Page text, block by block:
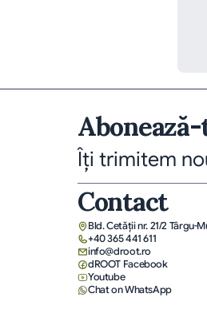
Îți trimitem
Contact
Bld. Cetății nr. 21/2 Târgu-
+40 365 441 611
info@droot.ro
dROOT Facebook
Youtube
Chat on WhatsApp